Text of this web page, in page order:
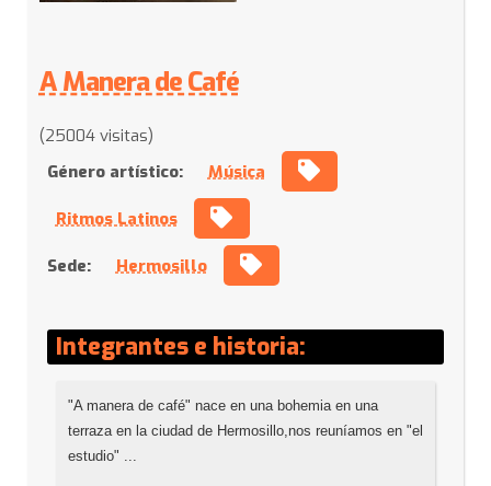
A Manera de Café
(25004 visitas)
Género artístico:
Música
Ritmos Latinos
Sede: Hermosillo
Integrantes e historia:
"A manera de café" nace en una bohemia en una
terraza en la ciudad de Hermosillo,nos reuníamos en "el
estudio" ...